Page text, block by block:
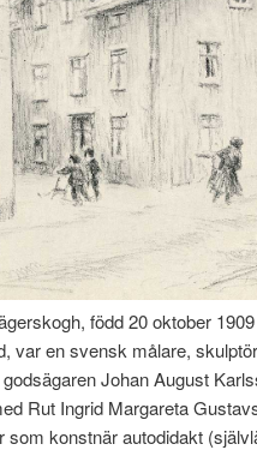
född 20 oktober
var en svensk målare,
Johan August
Rut Ingrid Margareta
som konstnär autodidakt